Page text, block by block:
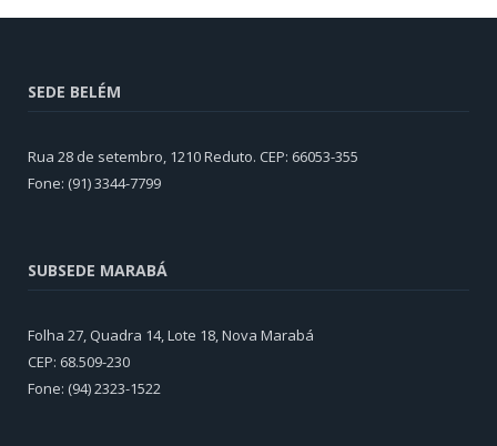
SEDE BELÉM
Rua 28 de setembro, 1210 Reduto. CEP: 66053-355
Fone: (91) 3344-7799
SUBSEDE MARABÁ
Folha 27, Quadra 14, Lote 18, Nova Marabá
CEP: 68.509-230
Fone: (94) 2323-1522